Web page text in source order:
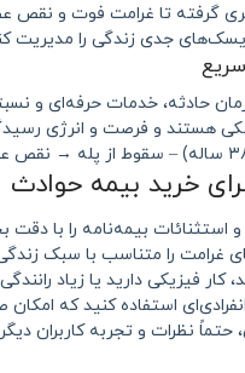
گرفته تا غرامت فوت و نقص
جدی زندگی را مدیریت
حادثه، خدمات حرفه‌ای و
هستند و فرصت و انرژی
خرید بیمه حوادث
بیمه‌نامه را با دقت
را متناسب با سبک
کار فیزیکی دارید یا زیاد
استفاده کنید که
حتماً نظرات و تجربه کاربران